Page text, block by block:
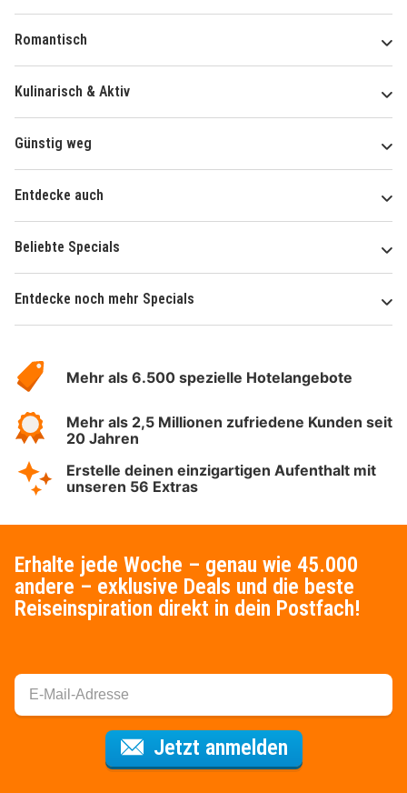
Romantisch
Kulinarisch & Aktiv
Günstig weg
Entdecke auch
Beliebte Specials
Entdecke noch mehr Specials
Hotelspecials
Mehr als 6.500 spezielle Hotelangebote
Mehr als 2,5 Millionen zufriedene Kunden seit
20 Jahren
Erstelle deinen einzigartigen Aufenthalt mit
unseren 56 Extras
Erhalte jede Woche – genau wie 45.000
andere – exklusive Deals und die beste
Reiseinspiration direkt in dein Postfach!
Jetzt anmeldenFür den